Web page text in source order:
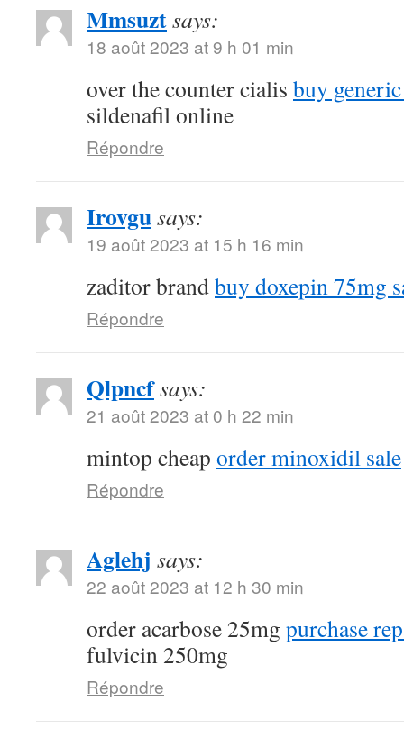
Mmsuztsays:
18 août 2023 at 9 h 01 min
over the counter cialis buy
sildenafil online
Répondre
Irovgusays:
19 août 2023 at 15 h 16 min
zaditor brandbuy doxepin 75mg
Répondre
Qlpncfsays:
21 août 2023 at 0 h 22 min
mintop cheap order minoxidil sale
Répondre
Aglehj says:
22 août 2023 at 12 h 30 min
order acarbose 25mg purchase
fulvicin 250mg
Répondre